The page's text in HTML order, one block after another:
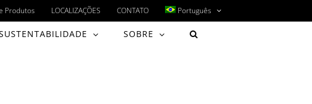
Produtos LOCALIZAÇÕES CONTATO Português
SOBRE